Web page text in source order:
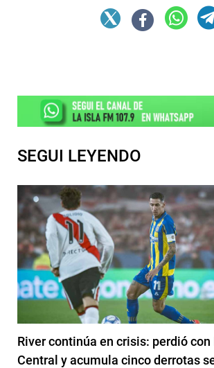
SEGUI LEYENDO
River continúa en crisis: perdió con
Central y acumula cinco derrotas